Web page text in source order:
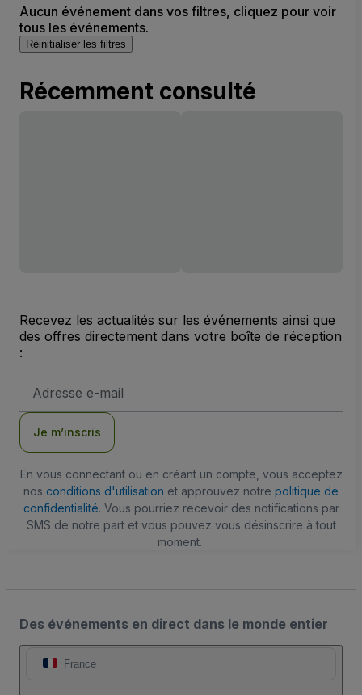
Aucun événement dans vos filtres, cliquez pour voir
tous les événements.
Réinitialiser les filtres
Récemment consulté
Recevez les actualités sur les événements ainsi que
des offres directement dans votre boîte de réception
:
e-
Je m’inscris
En vous connectant ou en créant un compte, vous acceptez
nos conditions d'utilisation et approuvez notre politique de
confidentialité. Vous pourriez recevoir des notifications par
SMS de notre part et vous pouvez vous désinscrire à tout
moment.
Des événements en direct dans le monde entier
France